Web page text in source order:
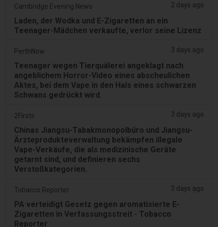
Cambridge Evening News 2 days ago
Laden, der Wodka und E-Zigaretten an ein
Teenager-Mädchen verkaufte, verlor seine Lizenz
PerthNow 3 days ago
Teenager wegen Tierquälerei angeklagt nach
angeblichem Horror-Video eines abscheulichen
Aktes, bei dem Vape in den Hals eines schwarzen
Schwans gedrückt wird.
2Firsts 3 days ago
Chinas Jiangsu-Tabakmonopolbüro und Jiangsu-
Ärzteprodukteverwaltung bekämpfen illegale
Vape-Verkäufe, die als medizinische Geräte
getarnt sind, und definieren sechs
Verstoßkategorien.
Tobacco Reporter 3 days ago
PA verteidigt Gesetz gegen aromatisierte E-
Zigaretten in Verfassungsstreit - Tobacco
Reporter